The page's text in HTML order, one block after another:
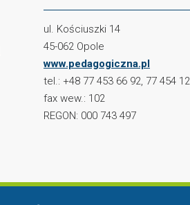
ul. Kościuszki 14
45-062 Opole
www.pedagogiczna.pl
tel.: +48 77 453 66 92, 77 454
fax wew.: 102
REGON: 000 743 497